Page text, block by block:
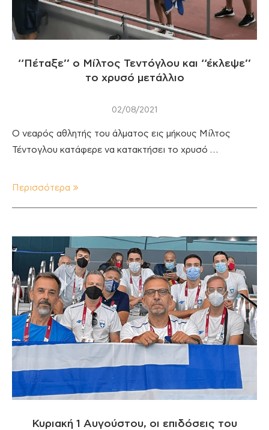
‘‘Πέταξε’’ ο Μίλτος Τεντόγλου και ‘‘έκλεψε’’
το χρυσό μετάλλιο
02/08/2021
Ο νεαρός αθλητής του άλματος εις μήκους Μίλτος
Τέντογλου κατάφερε να κατακτήσει το χρυσό …
Περισσότερα
Κυριακή 1 Αυγούστου, οι επιδόσεις του